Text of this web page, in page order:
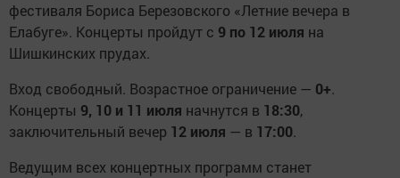
фестиваля Бориса Березовского «Летние вечера в
Елабуге». Концерты пройдут с 9 по 12 июля на
Шишкинских прудах.
Вход свободный. Возрастное ограничение — 0+.
Концерты 9, 10 и 11 июля начнутся в 18:30,
заключительный вечер 12 июля — в 17:00.
Ведущим всех концертных программ станет